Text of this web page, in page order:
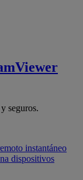
seguros.
instantáneo
dispositivos